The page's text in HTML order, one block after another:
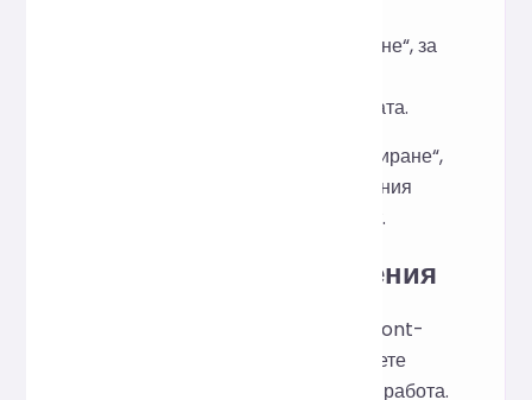
Кликнете върху „Форматиране“, за
подравняването и структурата.
Кликнете върху бутона „Копиране“,
за да поставите форматирания
HTML код във вашия проект.
Сценарии на приложения
Бързо разкрасете HTML в front-
end разработката и подобрете
ефективността на екипната работа.